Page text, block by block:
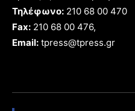
Τηλέφωνο: 210 68 00 470
Fax: 210 68 00 476,
Email: tpress@tpress.gr